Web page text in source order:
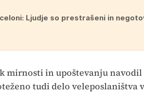
Ljudje so prestrašeni in
mirnosti in upoštevanju
tudi delo veleposlaništva